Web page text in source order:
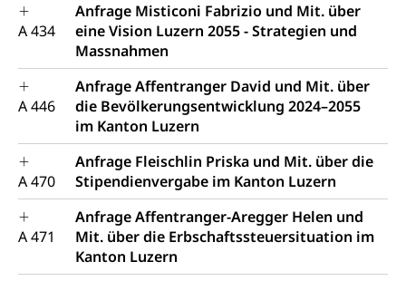
A 434
Anfrage Misticoni Fabrizio und Mit. über
eine Vision Luzern 2055 - Strategien und
Massnahmen
A 446
Anfrage Affentranger David und Mit. über
die Bevölkerungsentwicklung 2024–2055
im Kanton Luzern
A 470
Anfrage Fleischlin Priska und Mit. über die
Stipendienvergabe im Kanton Luzern
A 471
Anfrage Affentranger-Aregger Helen und
Mit. über die Erbschaftssteuersituation im
Kanton Luzern